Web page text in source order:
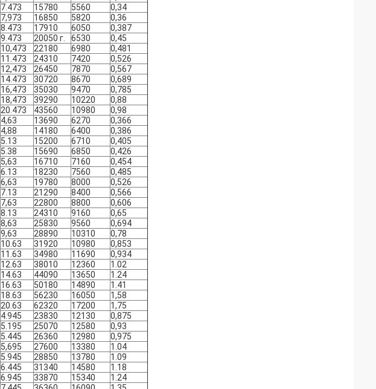
7.473 15780 5560
0,34
7,973 16850 5820
0,36
8.473 17910 6050
0,387
9.473 20050 г. 6530
0,45
10,473 22180 6980
0,481
11.473 24310 7420
0,526
12,473 26450 7870
0,567
14.473 30720 8670
0,689
16,473 35030 9470
0,785
18,473 39290 10220
0,88
20.473 43560 10980
0,98
4,63 13690 6270
0,366
4,88 14180 6400
0,386
5.13 15200 6710
0,405
5.38 15690 6850
0,426
5,63 16710 7160
0,454
6.13 18230 7560
0,485
6,63 19780 8000
0,526
7.13 21290 8400
0,566
7,63 22800 8800
0,606
8.13 24310 9160
0,65
8,63 25830 9560
0,694
9,63 28890 10310
0,78
10.63 31920 10980
0,853
11.63 34980 11690
0,934
12.63 38010 12360
1.02
14.63 44090 13650
1.24
16.63 50180 14890
1.41
18.63 56230 16050
1,58
20.63 62320 17200
1,75
4.945 23830 12130
0,875
5.195 25070 12580
0,93
5.445 26360 12980
0,975
5,695 27600 13380
1.04
5.945 28850 13780
1.09
6.445 31340 14580
1.18
6.945 33870 15340
1.24